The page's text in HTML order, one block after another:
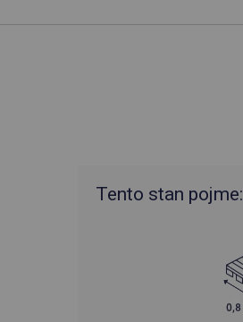
Tento stan pojme: